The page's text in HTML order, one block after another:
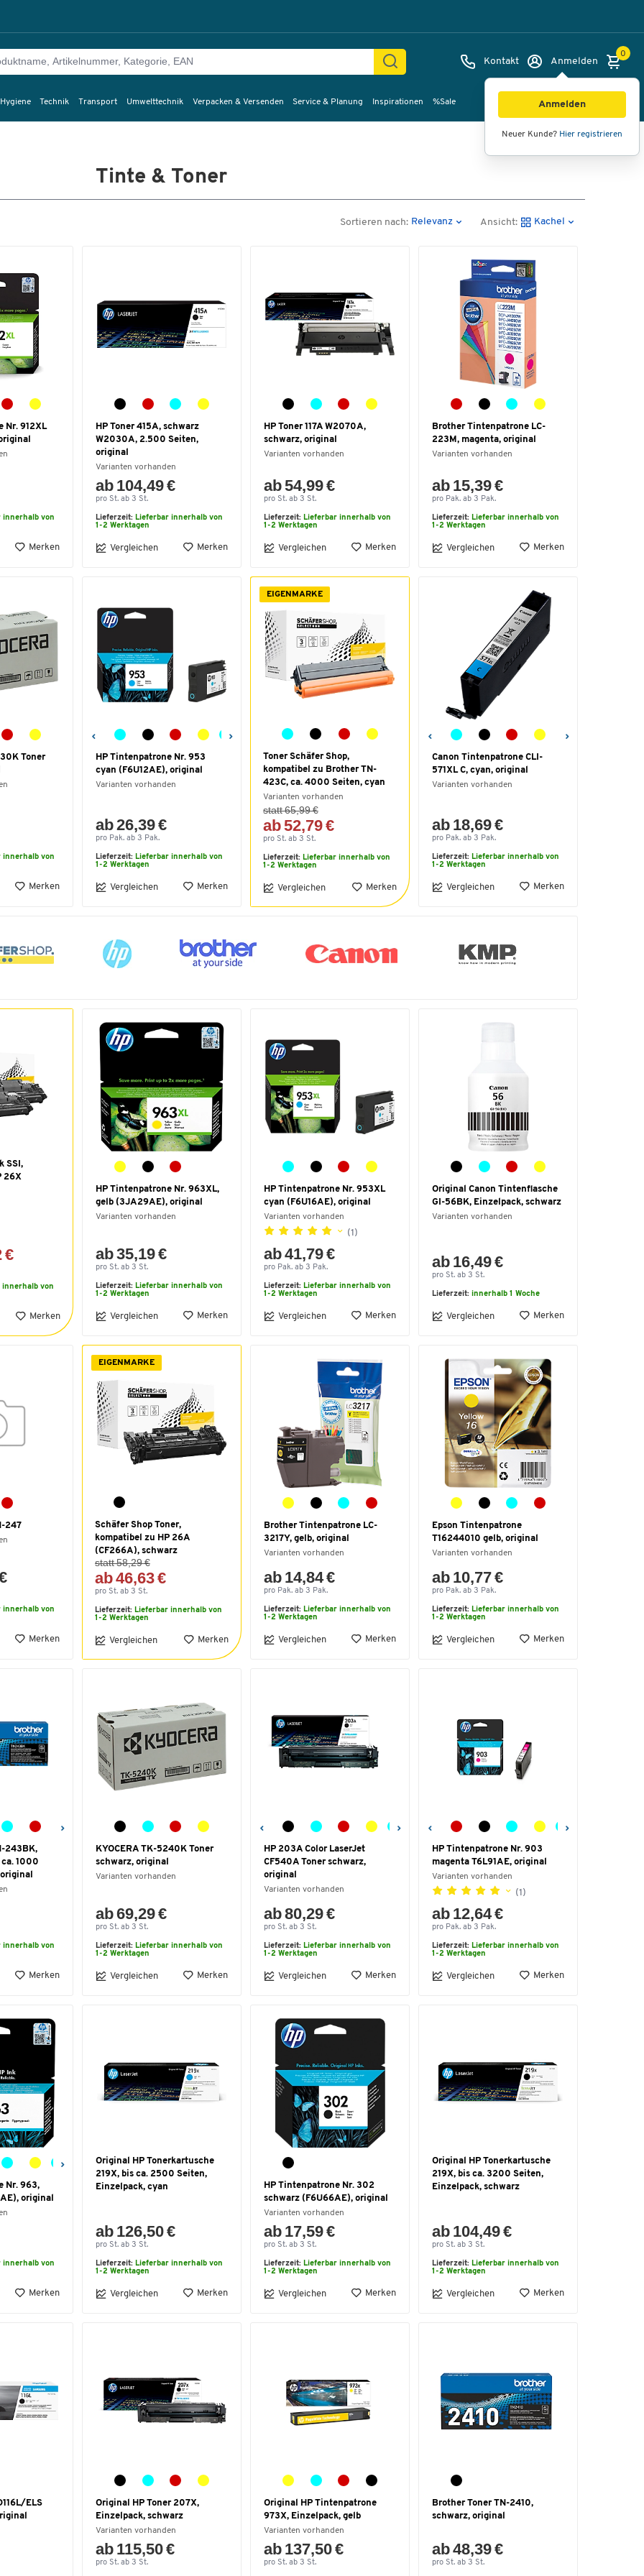
Kontakt Anmelden
Anmelden
Neuer Kunde? Hier registrieren
0
Technik Transport Umwelttechnik Verpacken & Versenden Service & Planung Inspirationen %Sale
Tinte & Toner
Sortieren nach: Relevanz Ansicht: Kachel
Nr. 912XL
innerhalb von
Merken
HP Toner 415A, schwarz
W2030A, 2.500 Seiten,
original
Varianten vorhanden
ab 104,49 €
pro St. ab 3 St.
Lieferzeit: Lieferbar innerhalb von
1-2 Werktagen
Vergleichen Merken
HP Toner 117A W2070A,
schwarz, original
Varianten vorhanden
ab 54,99 €
pro St. ab 3 St.
Lieferzeit: Lieferbar innerhalb von
1-2 Werktagen
Vergleichen Merken
Brother Tintenpatrone LC-
223M, magenta, original
Varianten vorhanden
ab 15,39 €
pro Pak. ab 3 Pak.
Lieferzeit: Lieferbar innerhalb von
1-2 Werktagen
Vergleichen Merken
Toner
innerhalb von
Merken
HP Tintenpatrone Nr. 953
cyan (F6U12AE), original
Varianten vorhanden
ab 26,39 €
pro Pak. ab 3 Pak.
Lieferzeit: Lieferbar innerhalb von
1-2 Werktagen
Vergleichen Merken
EIGENMARKE
Toner Schäfer Shop,
kompatibel zu Brother TN-
423C, ca. 4000 Seiten, cyan
Varianten vorhanden
statt 65,99 €
ab 52,79 €
pro St. ab 3 St.
Lieferzeit: Lieferbar innerhalb von
1-2 Werktagen
Vergleichen Merken
Canon Tintenpatrone CLI-
571XL C, cyan, original
Varianten vorhanden
ab 18,69 €
pro Pak. ab 3 Pak.
Lieferzeit: Lieferbar innerhalb von
1-2 Werktagen
Vergleichen Merken
SSI,
26X
€
innerhalb von
Merken
HP Tintenpatrone Nr. 963XL,
gelb (3JA29AE), original
Varianten vorhanden
ab 35,19 €
pro St. ab 3 St.
Lieferzeit: Lieferbar innerhalb von
1-2 Werktagen
Vergleichen Merken
HP Tintenpatrone Nr. 953XL
cyan (F6U16AE), original
Varianten vorhanden
(1)
ab 41,79 €
pro Pak. ab 3 Pak.
Lieferzeit: Lieferbar innerhalb von
1-2 Werktagen
Vergleichen Merken
Original Canon Tintenflasche
GI-56BK, Einzelpack, schwarz
Varianten vorhanden
ab 16,49 €
pro St. ab 3 St.
Lieferzeit: innerhalb 1 Woche
Vergleichen Merken
247
innerhalb von
Merken
EIGENMARKE
Schäfer Shop Toner,
kompatibel zu HP 26A
(CF266A), schwarz
statt 58,29 €
ab 46,63 €
pro St. ab 3 St.
Lieferzeit: Lieferbar innerhalb von
1-2 Werktagen
Vergleichen Merken
Brother Tintenpatrone LC-
3217Y, gelb, original
Varianten vorhanden
ab 14,84 €
pro Pak. ab 3 Pak.
Lieferzeit: Lieferbar innerhalb von
1-2 Werktagen
Vergleichen Merken
Epson Tintenpatrone
T16244010 gelb, original
Varianten vorhanden
ab 10,77 €
pro Pak. ab 3 Pak.
Lieferzeit: Lieferbar innerhalb von
1-2 Werktagen
Vergleichen Merken
243BK,
1000
innerhalb von
Merken
KYOCERA TK-5240K Toner
schwarz, original
Varianten vorhanden
ab 69,29 €
pro St. ab 3 St.
Lieferzeit: Lieferbar innerhalb von
1-2 Werktagen
Vergleichen Merken
HP 203A Color LaserJet
CF540A Toner schwarz,
original
Varianten vorhanden
ab 80,29 €
pro St. ab 3 St.
Lieferzeit: Lieferbar innerhalb von
1-2 Werktagen
Vergleichen Merken
HP Tintenpatrone Nr. 903
magenta T6L91AE, original
Varianten vorhanden
(1)
ab 12,64 €
pro Pak. ab 3 Pak.
Lieferzeit: Lieferbar innerhalb von
1-2 Werktagen
Vergleichen Merken
Nr. 963,
original
innerhalb von
Merken
Original HP Tonerkartusche
219X, bis ca. 2500 Seiten,
Einzelpack, cyan
ab 126,50 €
pro St. ab 3 St.
Lieferzeit: Lieferbar innerhalb von
1-2 Werktagen
Vergleichen Merken
HP Tintenpatrone Nr. 302
schwarz (F6U66AE), original
Varianten vorhanden
ab 17,59 €
pro St. ab 3 St.
Lieferzeit: Lieferbar innerhalb von
1-2 Werktagen
Vergleichen Merken
Original HP Tonerkartusche
219X, bis ca. 3200 Seiten,
Einzelpack, schwarz
ab 104,49 €
pro St. ab 3 St.
Lieferzeit: Lieferbar innerhalb von
1-2 Werktagen
Vergleichen Merken
ELS
Original HP Toner 207X,
Einzelpack, schwarz
Varianten vorhanden
ab 115,50 €
pro St. ab 3 St.
Original HP Tintenpatrone
973X, Einzelpack, gelb
Varianten vorhanden
ab 137,50 €
pro St. ab 3 St.
Brother Toner TN-2410,
schwarz, original
ab 48,39 €
pro St. ab 3 St.